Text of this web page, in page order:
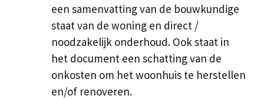
een samenvatting van de bouwkundige
staat van de woning en direct /
noodzakelijk onderhoud. Ook staat in
het document een schatting van de
onkosten om het woonhuis te herstellen
en/of renoveren.